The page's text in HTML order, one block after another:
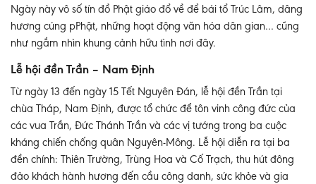
Ngày này vô số tín đồ Phật giáo đổ về để bái tổ Trúc Lâm, dâng
hương cúng pPhật, những hoạt động văn hóa dân gian… cũng
như ngắm nhìn khung cảnh hữu tình nơi đây.
Lễ hội đền Trần – Nam Định
Từ ngày 13 đến ngày 15 Tết Nguyên Đán, lễ hội đền Trần tại
chùa Tháp, Nam Định, được tổ chức để tôn vinh công đức của
các vua Trần, Đức Thánh Trần và các vị tướng trong ba cuộc
kháng chiến chống quân Nguyên-Mông. Lễ hội diễn ra tại ba
đền chính: Thiên Trường, Trùng Hoa và Cố Trạch, thu hút đông
đảo khách hành hương đến cầu công danh, sức khỏe và gia